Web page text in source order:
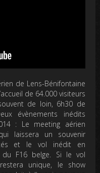
de Lens-Bénifontaine
de 64.000 visiteurs
de loin, 6h30 de
évènements inédits
: Le meeting aérien
laissera un souvenir
et le vol inédit en
F16 belge. Si le vol
unique, le show